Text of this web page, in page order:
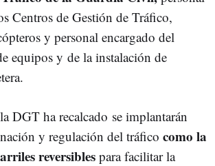
Centros de Gestión de Tráfico,
y personal encargado del
equipos y de la instalación de
DGT ha recalcado se implantarán
y regulación del tráfico como la
reversibles para facilitar la